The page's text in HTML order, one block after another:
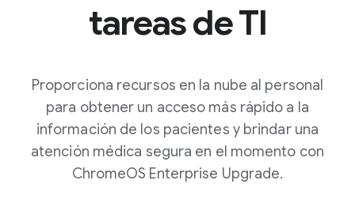
tareas de TI
Proporciona recursos en la nube al personal
para obtener un acceso más rápido a la
información de los pacientes y brindar una
atención médica segura en el momento con
ChromeOS Enterprise Upgrade.